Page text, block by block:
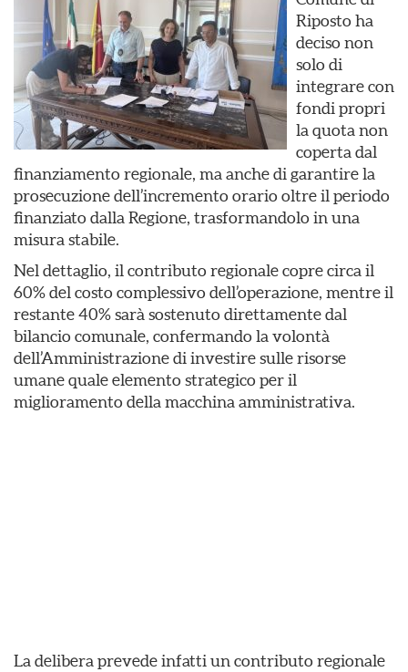
Riposto ha
deciso non
solo di
integrare con
fondi propri
la quota non
coperta dal
finanziamento regionale, ma anche di garantire la
prosecuzione dell’incremento orario oltre il periodo
finanziato dalla Regione, trasformandolo in una
misura stabile.
Nel dettaglio, il contributo regionale copre circa il
60% del costo complessivo dell’operazione, mentre il
restante 40% sarà sostenuto direttamente dal
bilancio comunale, confermando la volontà
dell’Amministrazione di investire sulle risorse
umane quale elemento strategico per il
miglioramento della macchina amministrativa.
La delibera prevede infatti un contributo regionale